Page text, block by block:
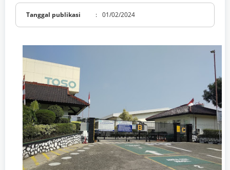
Tanggal publikasi : 01/02/2024